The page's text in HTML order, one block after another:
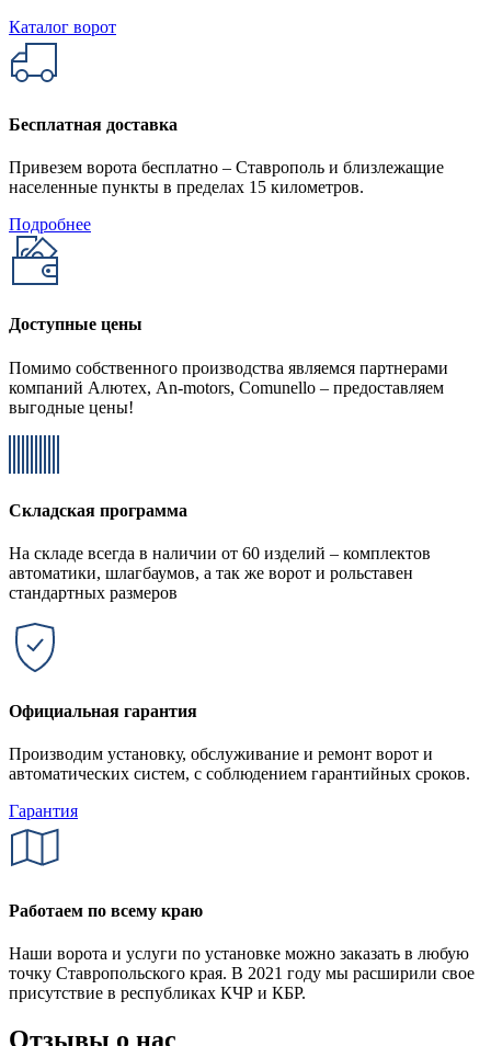
Каталог ворот
Бесплатная доставка
Привезем ворота бесплатно – Ставрополь и близлежащие
населенные пункты в пределах 15 километров.
Подробнее
Доступные цены
Помимо собственного производства являемся партнерами
компаний Алютех, An-motors, Comunello – предоставляем
выгодные цены!
Складская программа
На складе всегда в наличии от 60 изделий – комплектов
автоматики, шлагбаумов, а так же ворот и рольставен
стандартных размеров
Официальная гарантия
Производим установку, обслуживание и ремонт ворот и
автоматических систем, с соблюдением гарантийных сроков.
Гарантия
Работаем по всему краю
Наши ворота и услуги по установке можно заказать в любую
точку Ставропольского края. В 2021 году мы расширили свое
присутствие в республиках КЧР и КБР.
Отзывы о нас